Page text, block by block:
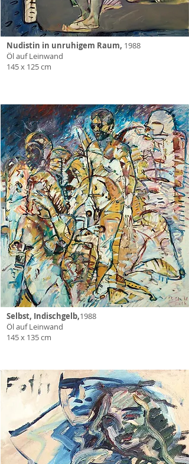
Nudistin in unruhigem Raum, 1988
Öl auf Leinwand
145 x 125 cm
Selbst, Indischgelb,1988
Öl auf Leinwand
145 x 135 cm